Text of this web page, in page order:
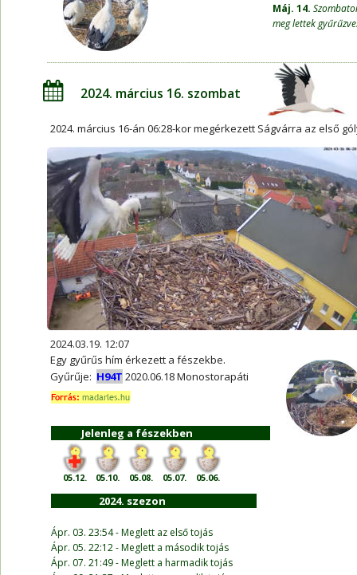
2024. március 16. szombat
2024. március 16-án 06:28-kor megérkezett Ságvárra az első
2024.03.19. 12:07
Egy gyűrűs hím érkezett a fészekbe.
Gyűrűje: H94T 2020.06.18 Monostorapáti
Forrás: madarles.hu
Jelenleg a fészekben
2024. szezon
Ápr. 03. 23:54 - Meglett az első tojás
Ápr. 05. 22:12 - Meglett a második tojás
Ápr. 07. 21:49 - Meglett a harmadik tojás
05.06.
05.07.
05.08.
05.10.
05.12.
Máj. 14.
meg lettek